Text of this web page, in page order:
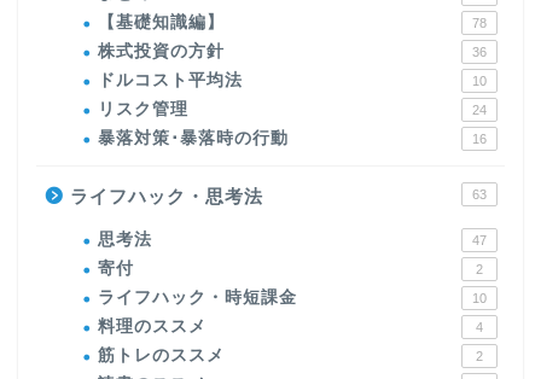
【基礎知識編】 78
株式投資の方針 36
ドルコスト平均法 10
リスク管理 24
暴落対策･暴落時の行動 16
ライフハック・思考法 63
思考法 47
寄付 2
ライフハック・時短課金 10
料理のススメ 4
筋トレのススメ 2